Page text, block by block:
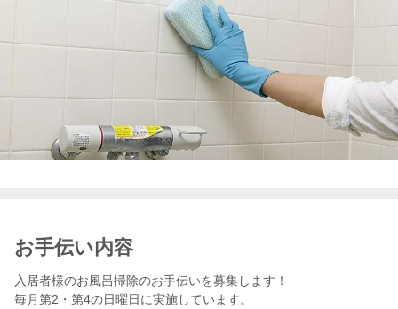
お手伝い内容
入居者様のお風呂掃除のお手伝いを募集します！
毎月第2・第4の日曜日に実施しています。